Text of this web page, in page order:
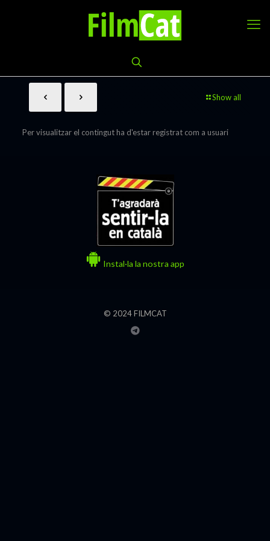
Show all
Per visualitzar el contingut ha d'estar registrat com a usuari
Instal·la la nostra app
© 2024 FILMCAT